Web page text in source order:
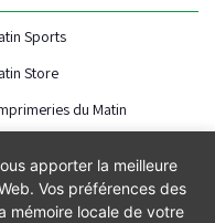
Sports
Store
du Matin
apporter la meilleure
Vos préférences des
mémoire locale de votre